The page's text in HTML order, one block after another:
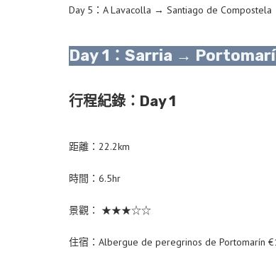
Day 5：A Lavacolla → Santiago de
Day 1：Sarria →
行程紀錄：Day 1
距離：22.2km
時間：6.5hr
景觀： ★★★☆☆
住宿：Albergue de peregrinos de